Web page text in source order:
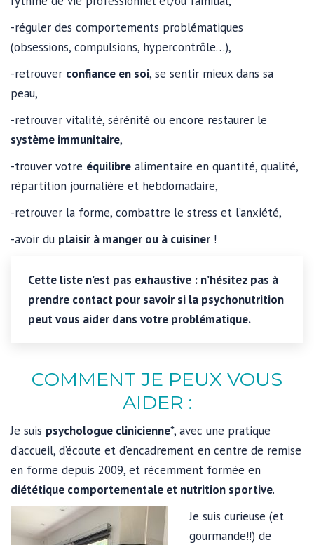
-réguler des comportements problématiques
(obsessions, compulsions, hypercontrôle…),
-retrouver confiance en soi, se sentir mieux dans sa
peau,
-retrouver vitalité, sérénité ou encore restaurer le
système immunitaire,
-trouver votre équilibre alimentaire en quantité, qualité,
répartition journalière et hebdomadaire,
-retrouver la forme, combattre le stress et l’anxiété,
-avoir du plaisir à manger ou à cuisiner !
Cette liste n’est pas exhaustive : n’hésitez pas à
prendre contact pour savoir si la psychonutrition
peut vous aider dans votre problématique.
COMMENT JE PEUX VOUS
AIDER :
Je suis psychologue clinicienne*, avec une pratique
d’accueil, d’écoute et d’encadrement en centre de remise
en forme depuis 2009, et récemment formée en
diététique comportementale et nutrition sportive.
Je suis curieuse (et
gourmande!!) de